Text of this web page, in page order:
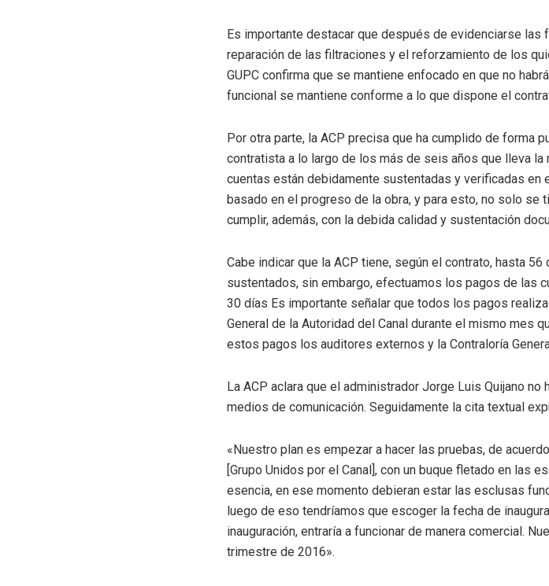
Es importante destacar que después de evidenciarse
reparación de las filtraciones y el reforzamiento de los
GUPC confirma que se mantiene enfocado en que no
funcional se mantiene conforme a lo que dispone el
Por otra parte, la ACP precisa que ha cumplido de forma
contratista a lo largo de los más de seis años que lleva
cuentas están debidamente sustentadas y verificadas
basado en el progreso de la obra, y para esto, no solo se
cumplir, además, con la debida calidad y sustentación
Cabe indicar que la ACP tiene, según el contrato, hasta
sustentados, sin embargo, efectuamos los pagos de las
30 días Es importante señalar que todos los pagos
General de la Autoridad del Canal durante el mismo mes
estos pagos los auditores externos y la Contraloría
La ACP aclara que el administrador Jorge Luis Quijano
medios de comunicación. Seguidamente la cita textual
«Nuestro plan es empezar a hacer las pruebas, de
[Grupo Unidos por el Canal], con un buque fletado en las
esencia, en ese momento debieran estar las esclusas
luego de eso tendríamos que escoger la fecha de
inauguración, entraría a funcionar de manera comercial.
trimestre de 2016».